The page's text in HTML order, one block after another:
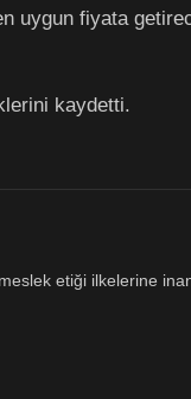
uygun fiyata
kaydetti.
etiği ilkelerine